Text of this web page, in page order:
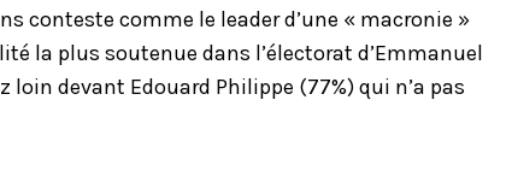
conteste comme le leader d’une « macronie »
la plus soutenue dans l’électorat d’Emmanuel
loin devant Edouard Philippe (77%) qui n’a pas